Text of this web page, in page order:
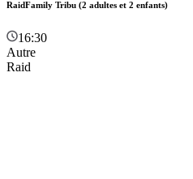
RaidFamily Tribu (2 adultes et 2 enfants)
16:30
Autre
Raid